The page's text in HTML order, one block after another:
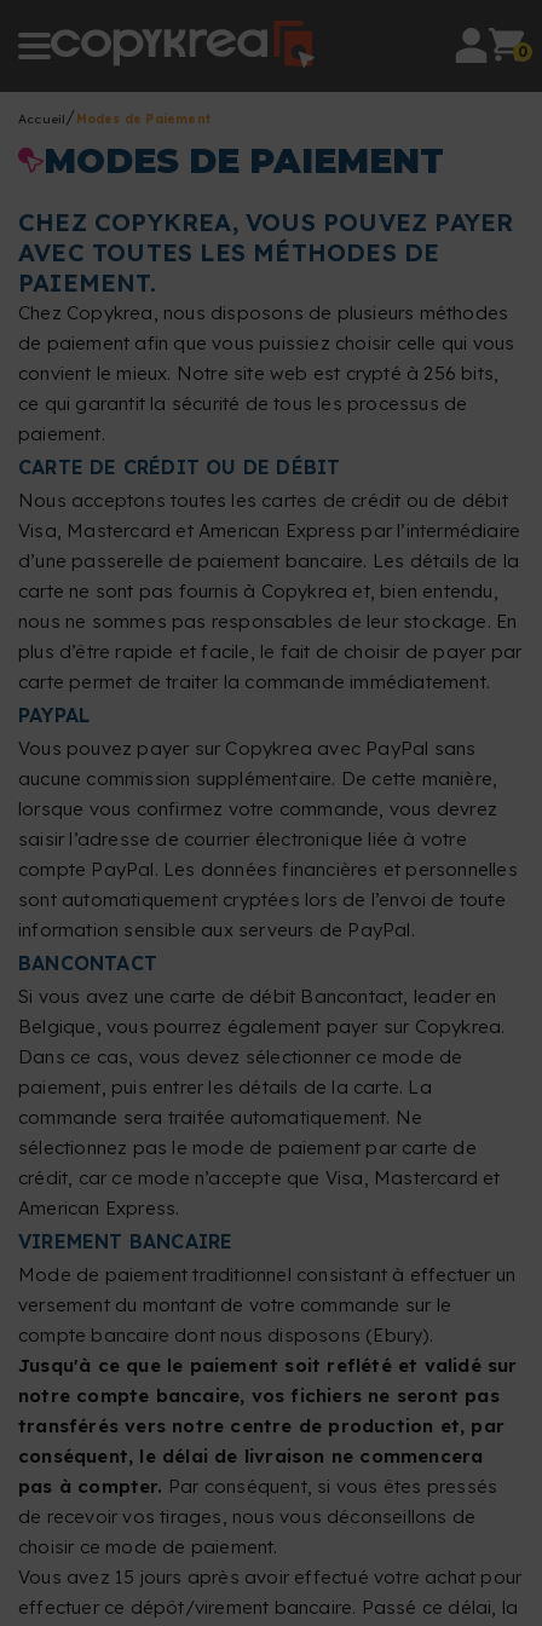
0
Accueil Modes de Paiement
MODES DE PAIEMENT
CHEZ COPYKREA, VOUS POUVEZ PAYER
AVEC TOUTES LES MÉTHODES DE
PAIEMENT.
Chez Copykrea, nous disposons de plusieurs méthodes
de paiement afin que vous puissiez choisir celle qui vous
convient le mieux. Notre site web est crypté à 256 bits,
ce qui garantit la sécurité de tous les processus de
paiement.
CARTE DE CRÉDIT OU DE DÉBIT
Nous acceptons toutes les cartes de crédit ou de débit
Visa, Mastercard et American Express par l’intermédiaire
d’une passerelle de paiement bancaire. Les détails de la
carte ne sont pas fournis à Copykrea et, bien entendu,
nous ne sommes pas responsables de leur stockage. En
plus d’être rapide et facile, le fait de choisir de payer par
carte permet de traiter la commande immédiatement.
PAYPAL
Vous pouvez payer sur Copykrea avec PayPal sans
aucune commission supplémentaire. De cette manière,
lorsque vous confirmez votre commande, vous devrez
saisir l’adresse de courrier électronique liée à votre
compte PayPal. Les données financières et personnelles
sont automatiquement cryptées lors de l’envoi de toute
information sensible aux serveurs de PayPal.
BANCONTACT
Si vous avez une carte de débit Bancontact, leader en
Belgique, vous pourrez également payer sur Copykrea.
Dans ce cas, vous devez sélectionner ce mode de
paiement, puis entrer les détails de la carte. La
commande sera traitée automatiquement. Ne
sélectionnez pas le mode de paiement par carte de
crédit, car ce mode n’accepte que Visa, Mastercard et
American Express.
VIREMENT BANCAIRE
Mode de paiement traditionnel consistant à effectuer un
versement du montant de votre commande sur le
compte bancaire dont nous disposons (Ebury).
Jusqu'à ce que le paiement soit reflété et validé sur
notre compte bancaire, vos fichiers ne seront pas
transférés vers notre centre de production et, par
conséquent, le délai de livraison ne commencera
pas à compter. Par conséquent, si vous êtes pressés
de recevoir vos tirages, nous vous déconseillons de
choisir ce mode de paiement.
Vous avez 15 jours après avoir effectué votre achat pour
effectuer ce dépôt/virement bancaire. Passé ce délai, la